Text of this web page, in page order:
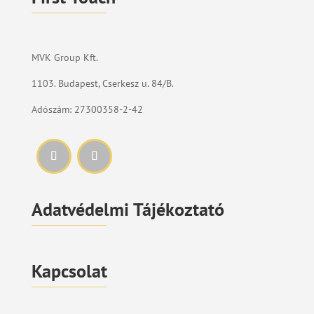
MVK Group Kft.
1103. Budapest, Cserkesz u. 84/B.
Adószám: 27300358-2-42
Adatvédelmi Tájékoztató
Kapcsolat